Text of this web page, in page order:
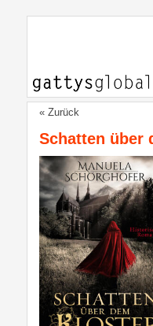
« Zurück
Schatten über